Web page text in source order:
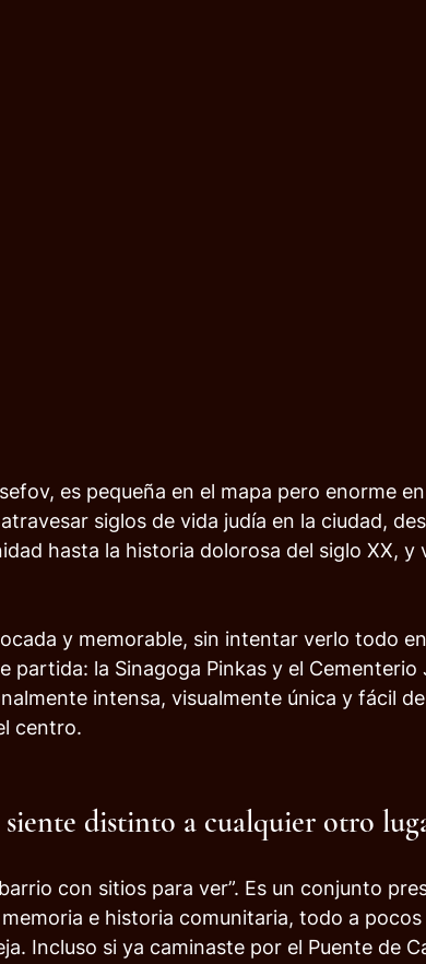
es pequeña en el mapa pero enorme
siglos de vida judía en la ciudad,
hasta la historia dolorosa del siglo XX, y
y memorable, sin intentar verlo todo
partida: la Sinagoga Pinkas y el Cementerio
intensa, visualmente única y fácil
centro.
siente distinto a cualquier otro
con sitios para ver”. Es un conjunto
e historia comunitaria, todo a
Incluso si ya caminaste por el Puente de